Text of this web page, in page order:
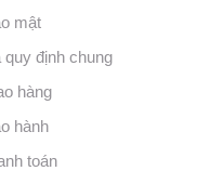
mật
định chung
hàng
hành
toán